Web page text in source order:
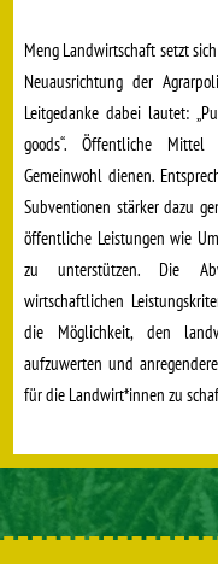
Meng Landwirtschaft setzt
Neuausrichtung der
Leitgedanke dabei lautet:
goods“. Öffentliche
Gemeinwohl dienen.
Subventionen stärker dazu
öffentliche Leistungen wie
zu unterstützen. Die
wirtschaftlichen
die Möglichkeit, den
aufzuwerten und
für die Landwirt*innen zu